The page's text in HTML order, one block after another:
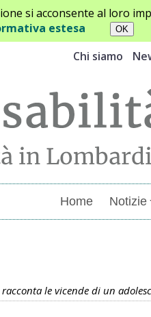
si acconsente al loro
estesa
Chi siamo
Home Notizie
le vicende di un